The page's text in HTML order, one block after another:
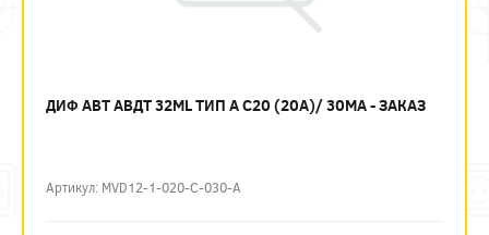
ДИФ АВТ АВДТ 32ML ТИП А C20 (20А)/ 30МА - ЗАКАЗ
Артикул: MVD12-1-020-C-030-A